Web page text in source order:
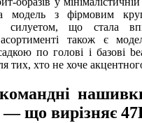
модель з фірмовим
силуетом, що стала
також є
по голові і базові
тих, хто не хоче
— що вирізняє